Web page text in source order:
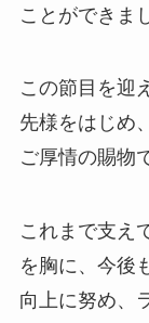
ことができま
この節目を迎
先様をはじめ
ご厚情の賜物
これまで支え
を胸に、今後
向上に努め、